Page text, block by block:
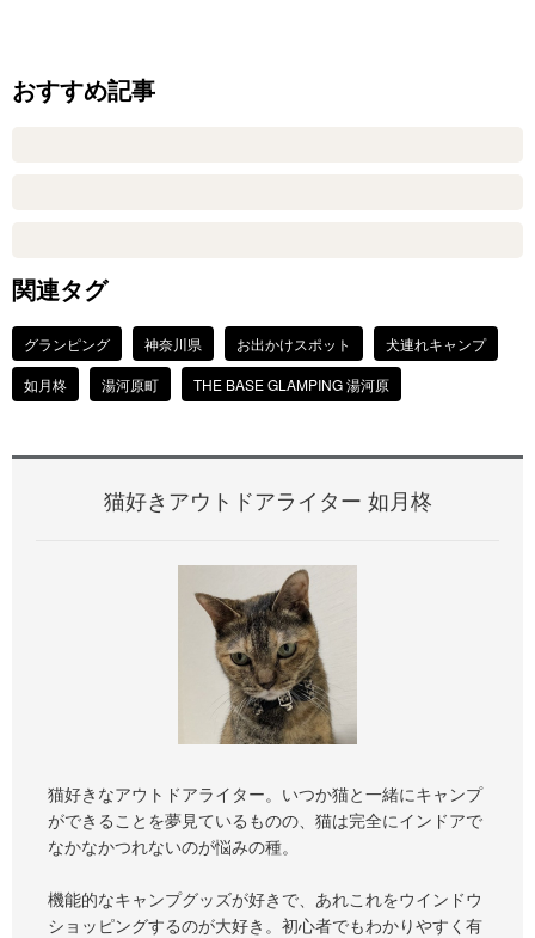
おすすめ記事
関連タグ
グランピング 神奈川県 お出かけスポット
犬連れキャンプ
如月柊
湯河原町 THE BASE GLAMPING 湯河原
猫好きアウトドアライター 如月柊
猫好きなアウトドアライター。いつか猫と一緒にキャンプ
ができることを夢見ているものの、猫は完全にインドアで
なかなかつれないのが悩みの種。
機能的なキャンプグッズが好きで、あれこれをウインドウ
ショッピングするのが大好き。初心者でもわかりやすく有